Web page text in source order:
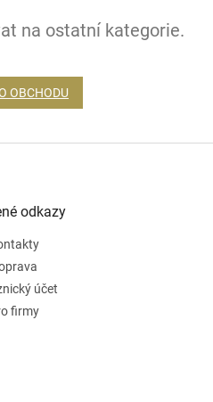
na ostatní kategorie.
OBCHODU
odkazy
účet
firmy